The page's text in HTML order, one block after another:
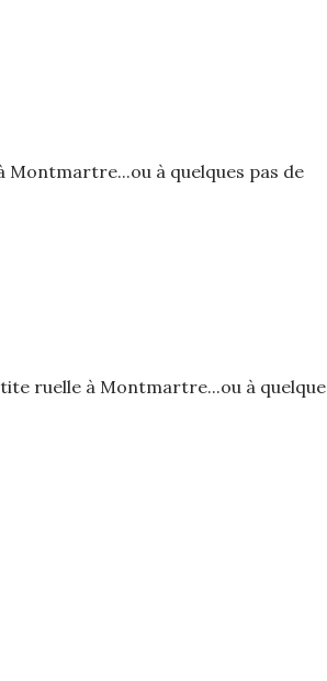
Montmartre...ou à quelques pas de
ruelle à Montmartre...ou à